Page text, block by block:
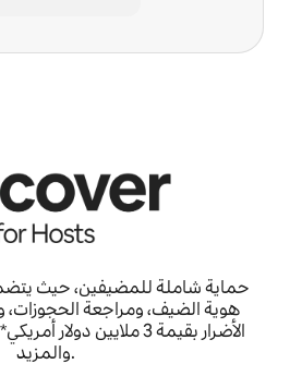
حماية شاملة للمضيفين، حيث
هوية الضيف، ومراجعة
والمزيد.